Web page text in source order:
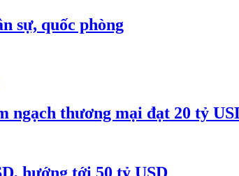
sự, quốc phòng
ngạch thương mại đạt 20 tỷ
hướng tới 50 tỷ USD